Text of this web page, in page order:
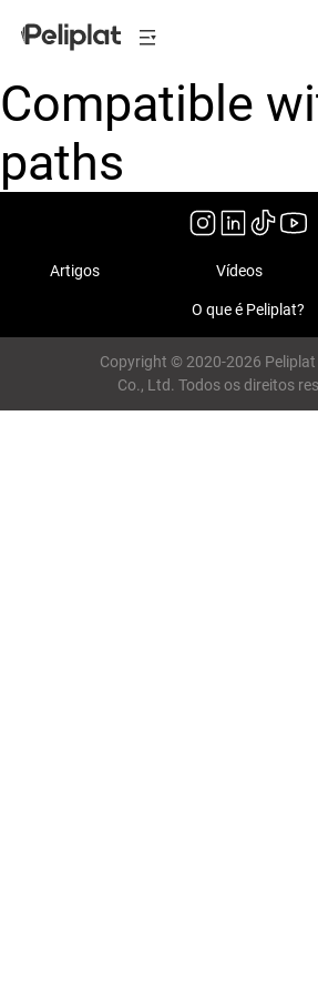
Compatible
paths
Artigos Vídeos
O que é Peliplat?
Copyright © 2020-2026 Peliplat
Co., Ltd. Todos os direitos